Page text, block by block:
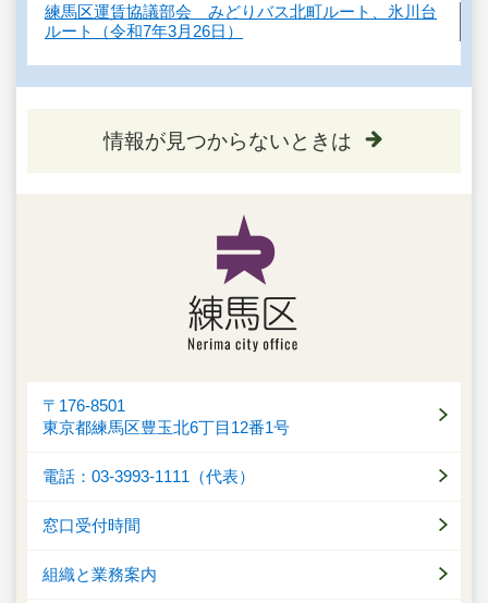
練馬区運賃協議部会 みどりバス北町ルート、氷川台
ルート（令和7年3月26日）
情報が見つからないときは
〒176-8501
東京都練馬区豊玉北6丁目12番1号
電話：03-3993-1111（代表）
窓口受付時間
組織と業務案内